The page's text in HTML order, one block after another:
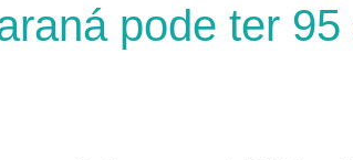
pode ter